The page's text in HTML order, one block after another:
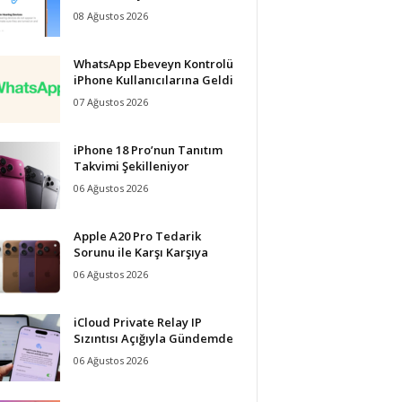
08 Ağustos 2026
WhatsApp Ebeveyn Kontrolü
iPhone Kullanıcılarına Geldi
07 Ağustos 2026
iPhone 18 Pro’nun Tanıtım
Takvimi Şekilleniyor
06 Ağustos 2026
Apple A20 Pro Tedarik
Sorunu ile Karşı Karşıya
06 Ağustos 2026
iCloud Private Relay IP
Sızıntısı Açığıyla Gündemde
06 Ağustos 2026